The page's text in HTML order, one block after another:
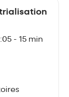
- 15 min